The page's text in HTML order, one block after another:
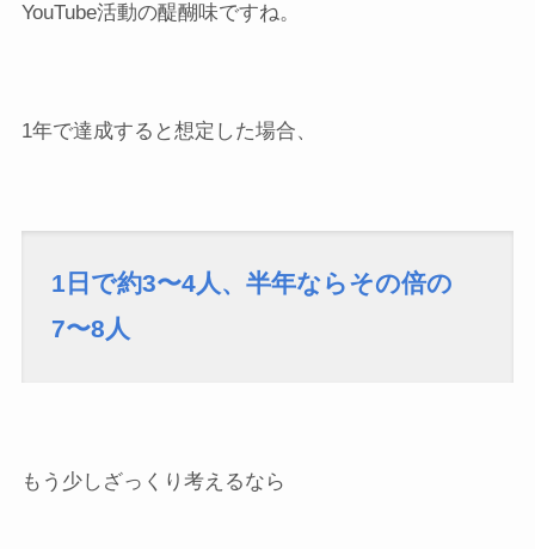
YouTube活動の醍醐味ですね。
1年で達成すると想定した場合、
1日で約3〜4人、半年ならその倍の
7〜8人
もう少しざっくり考えるなら